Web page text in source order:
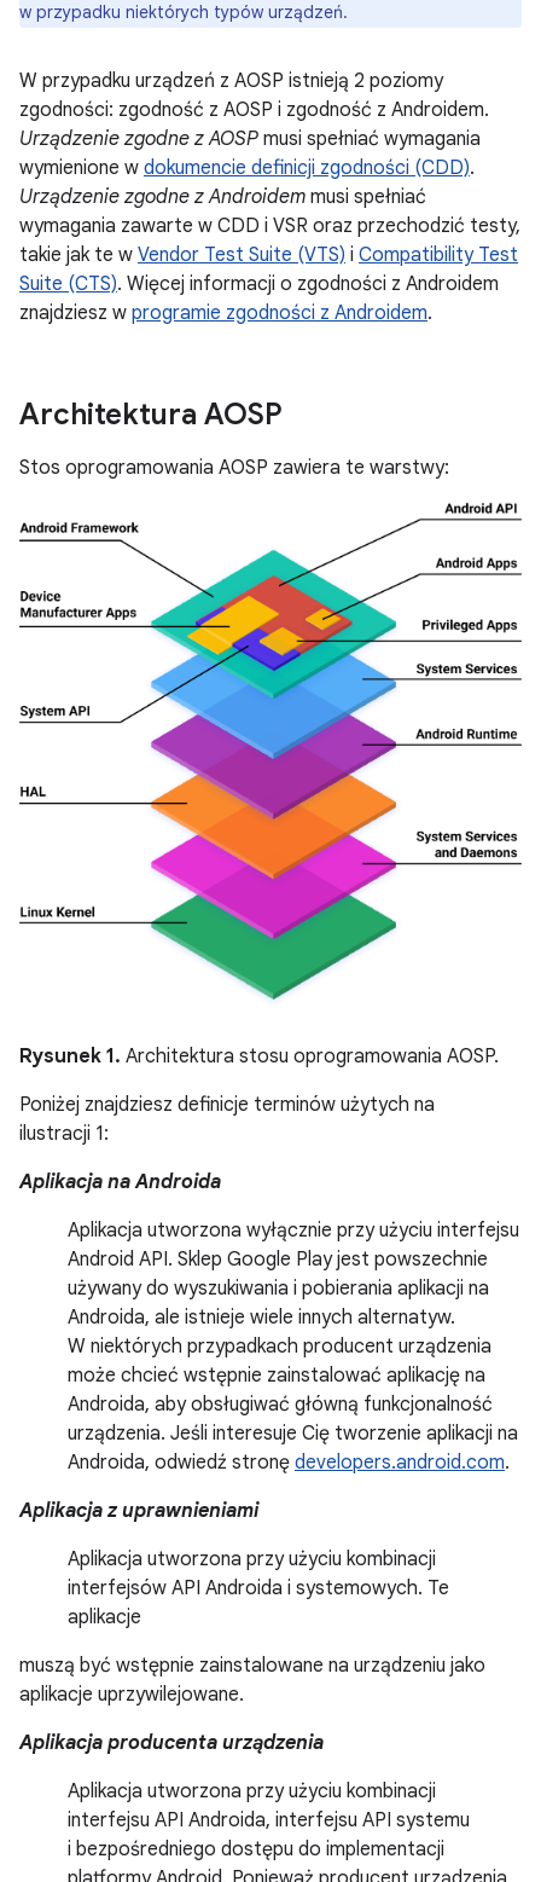
w przypadku niektórych typów urządzeń.
W przypadku urządzeń z AOSP istnieją 2 poziomy
zgodności: zgodność z AOSP i zgodność z Androidem.
Urządzenie zgodne z AOSP musi spełniać wymagania
wymienione w dokumencie definicji zgodności (CDD).
Urządzenie zgodne z Androidem musi spełniać
wymagania zawarte w CDD i VSR oraz przechodzić testy,
takie jak te w Vendor Test Suite (VTS) i Compatibility Test
Suite (CTS). Więcej informacji o zgodności z Androidem
znajdziesz w programie zgodności z Androidem.
Architektura AOSP
Stos oprogramowania AOSP zawiera te warstwy:
Rysunek 1. Architektura stosu oprogramowania AOSP.
Poniżej znajdziesz definicje terminów użytych na
ilustracji 1:
Aplikacja na Androida
Aplikacja utworzona wyłącznie przy użyciu interfejsu
Android API. Sklep Google Play jest powszechnie
używany do wyszukiwania i pobierania aplikacji na
Androida, ale istnieje wiele innych alternatyw.
W niektórych przypadkach producent urządzenia
może chcieć wstępnie zainstalować aplikację na
Androida, aby obsługiwać główną funkcjonalność
urządzenia. Jeśli interesuje Cię tworzenie aplikacji na
Androida, odwiedź stronę developers.android.com.
Aplikacja z uprawnieniami
Aplikacja utworzona przy użyciu kombinacji
interfejsów API Androida i systemowych. Te
aplikacje
muszą być wstępnie zainstalowane na urządzeniu jako
aplikacje uprzywilejowane.
Aplikacja producenta urządzenia
Aplikacja utworzona przy użyciu kombinacji
interfejsu API Androida, interfejsu API systemu
i bezpośredniego dostępu do implementacji